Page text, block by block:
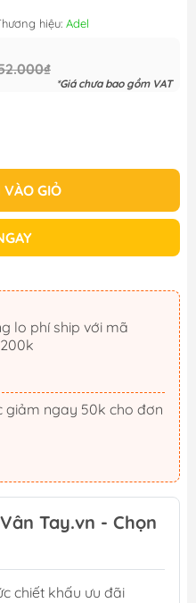
hiệu: Adel
*Giá chưa bao gồm VAT
VÀO GIỎ
lo phí ship với mã
Tay.vn - Chọn
chiết khấu ưu đãi